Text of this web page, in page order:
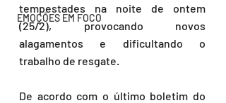
EMOÇÕES EM FOCO
tempestades na noite de ontem
(25/2), provocando novos
alagamentos e dificultando o
trabalho de resgate.
De acordo com o último boletim do